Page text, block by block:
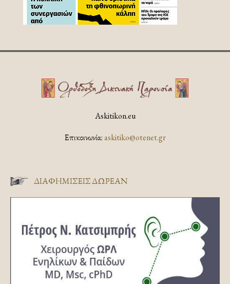
Askitikon.eu
Επικοινωνία:askitiko@otenet.gr
ΔΙΑΦΗΜΊΣΕΙΣ ΔΩΡΕΆΝ